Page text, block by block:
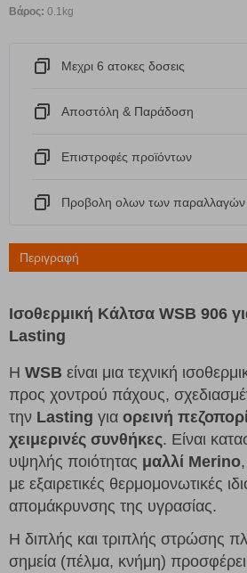
Βάρος: 0.1kg
Μεχρι 6 ατοκες δοσεις
Αποστόλη & Παράδοση
Eπιστροφές προϊόντων
Προβολη ολων των παραλλαγών
Περιγραφή
Ισοθερμική Κάλτσα WSB 906
Lasting
Η WSB είναι μια τεχνική
προς χοντρού πάχους,
την Lasting για ορεινή
χειμερινές συνθήκες. Είναι
υψηλής ποιότητας μαλλί Merino
με εξαιρετικές θερμομονωτικές
απομάκρυνσης της υγρασίας.
Η διπλής και τριπλής στρώσης
σημεία (πέλμα, κνήμη) προσφέρει